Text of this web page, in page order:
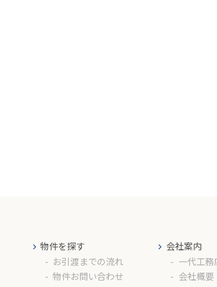
物件を探す
お引渡までの流れ
物件お問い合わせ
会社案内
一代工
会社概要